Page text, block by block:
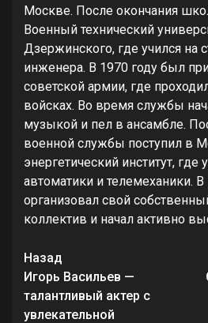
Москве. После окончания
Военный технический
Дзержинского, где учился на
инженера. В 1970 году был
советской армии, где
войсках. Во время службы
музыкой и пел в ансамбле.
военной службы поступил в
энергетический институт, где
автоматики и телемеханики. В
организовал свой
коллектив и начал активно
Продолжить
чтение
Назад
Игорь Васильев —
талантливый актер с
увлекательной